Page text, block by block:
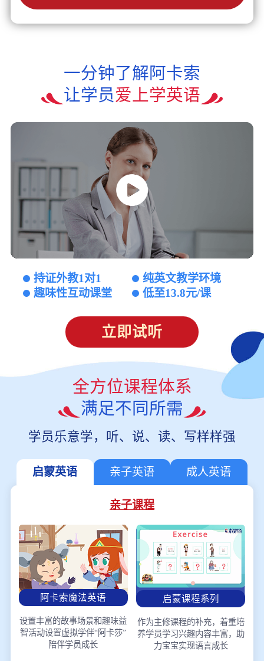
一分钟了解阿卡索
让学员爱上学英语
持证外教1对1
纯英文教学环境
趣味性互动课堂
低至13.8元/课
立即试听
全方位课程体系
满足不同所需
学员乐意学，听、说、读、写样样强
启蒙英语 亲子英语 成人英语
亲子课程
阿卡索魔法英语
设置丰富的故事场景和趣味益
智活动设置虚拟学伴“阿卡莎”
陪伴学员成长
启蒙课程系列
作为主修课程的补充，着重培
养学员学习兴趣内容丰富，助
力宝宝实现语言成长